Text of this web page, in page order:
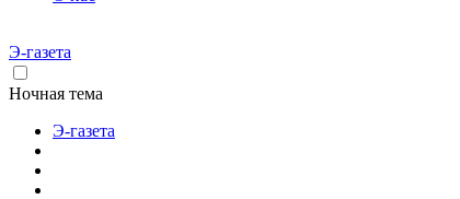
Э-газета
Ночная тема
Э-газета